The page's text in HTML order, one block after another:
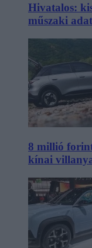
Hivatalos:
műszaki
8 millió
kínai